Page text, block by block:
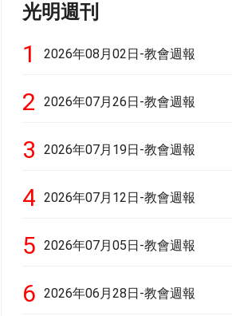
光明週刊
1 2026年08月02日-教會週報
2 2026年07月26日-教會週報
3 2026年07月19日-教會週報
4 2026年07月12日-教會週報
5 2026年07月05日-教會週報
6 2026年06月28日-教會週報